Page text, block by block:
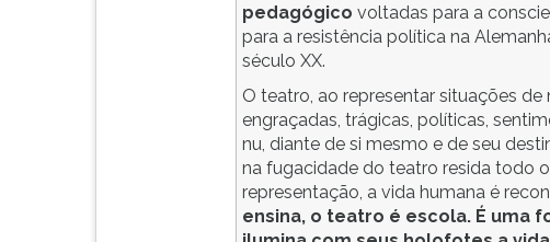
pedagógicovoltadas para a
para a resistência política na
século XX.
O teatro, ao representar situações
engraçadas, trágicas, políticas,
nu, diante de si mesmo e de seu
na fugacidade do teatro resida todo
representação, a vida humana é
ensina, o teatro é escola. É uma